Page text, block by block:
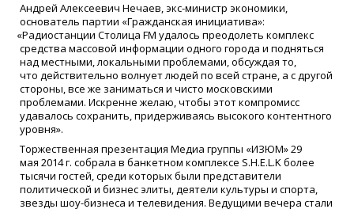
Андрей Алексеевич Нечаев, экс-министр экономики,
основатель партии «Гражданская инициатива»:
«Радиостанции Столица FM удалось преодолеть комплекс
средства массовой информации одного города и подняться
над местными, локальными проблемами, обсуждая то,
что действительно волнует людей по всей стране, а с другой
стороны, все же заниматься и чисто московскими
проблемами. Искренне желаю, чтобы этот компромисс
удавалось сохранить, придерживаясь высокого контентного
уровня».
Торжественная презентация Медиа группы «ИЗЮМ» 29
мая 2014 г. собрала в банкетном комплексе S.H.E.L.K более
тысячи гостей, среди которых были представители
политической и бизнес элиты, деятели культуры и спорта,
звезды шоу-бизнеса и телевидения. Ведущими вечера стали